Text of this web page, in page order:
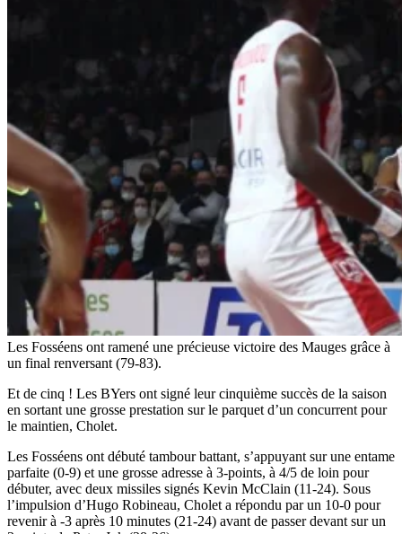
Les Fosséens ont ramené une précieuse victoire des Mauges grâce à
un final renversant (79-83).
Et de cinq ! Les BYers ont signé leur cinquième succès de la saison
en sortant une grosse prestation sur le parquet d’un concurrent pour
le maintien, Cholet.
Les Fosséens ont débuté tambour battant, s’appuyant sur une entame
parfaite (0-9) et une grosse adresse à 3-points, à 4/5 de loin pour
débuter, avec deux missiles signés Kevin McClain (11-24). Sous
l’impulsion d’Hugo Robineau, Cholet a répondu par un 10-0 pour
revenir à -3 après 10 minutes (21-24) avant de passer devant sur un